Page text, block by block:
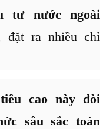
tư nước ngoài
ra nhiều chỉ
cao này đòi
sâu sắc toàn